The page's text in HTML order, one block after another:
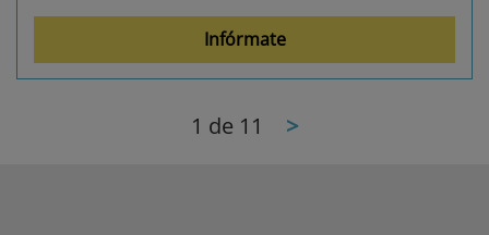
Infórmate
1 de 11 >